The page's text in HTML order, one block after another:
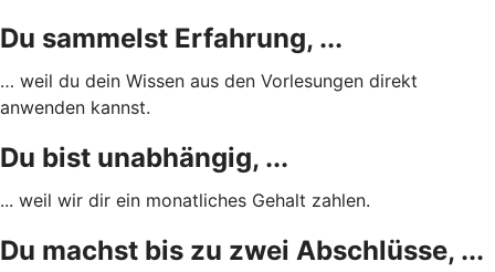
Du sammelst Erfahrung, ...
… weil du dein Wissen aus den Vorlesungen direkt
anwenden kannst.
Du bist unabhängig, ...
... weil wir dir ein monatliches Gehalt zahlen.
Du machst bis zu zwei Abschlüsse, ...